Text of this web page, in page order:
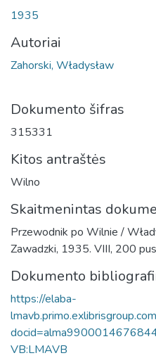
1935
Autoriai
Zahorski, Władysław
Dokumento šifras
315331
Kitos antraštės
Wilno
Skaitmenintas
Przewodnik po Wilnie /
Zawadzki, 1935. VIII, 200
Dokumento
https://elaba-
VB:LMAVB